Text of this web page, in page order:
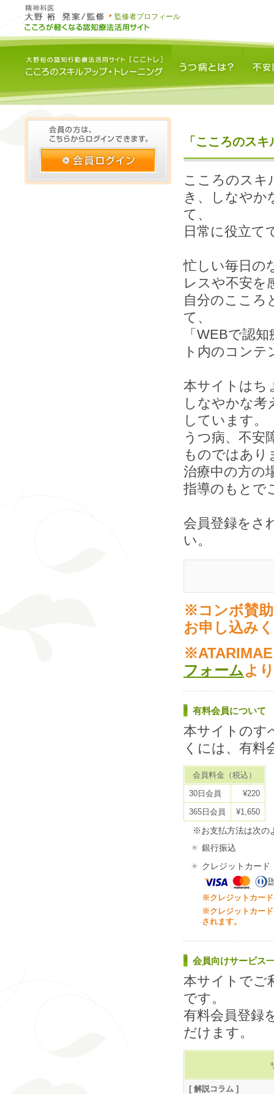
監修者プロフィール
「こころのス
こころのスキ
き、しなやか
て、
日常に役立て
忙しい毎日の
レスや不安を
自分のこころ
て、
「WEBで認
ト内のコン
本サイトはち
しなやかな考
しています。
うつ病、不安
ものではあり
治療中の方の
指導のもとで
会員登録をさ
い。
※コンボ賛
お申し込み
フォームよ
有料会員について
本サイトのす
くには、有料
会員料金（税込）
30日会員
¥220
365日会員
¥1,650
※お支払方法は次の
銀行振込
クレジットカード
※クレジットカー
※クレジットカー
されます。
会員向けサービス
本サイトでご
です。
有料会員登録
だけます。
[ 解説コラム ]